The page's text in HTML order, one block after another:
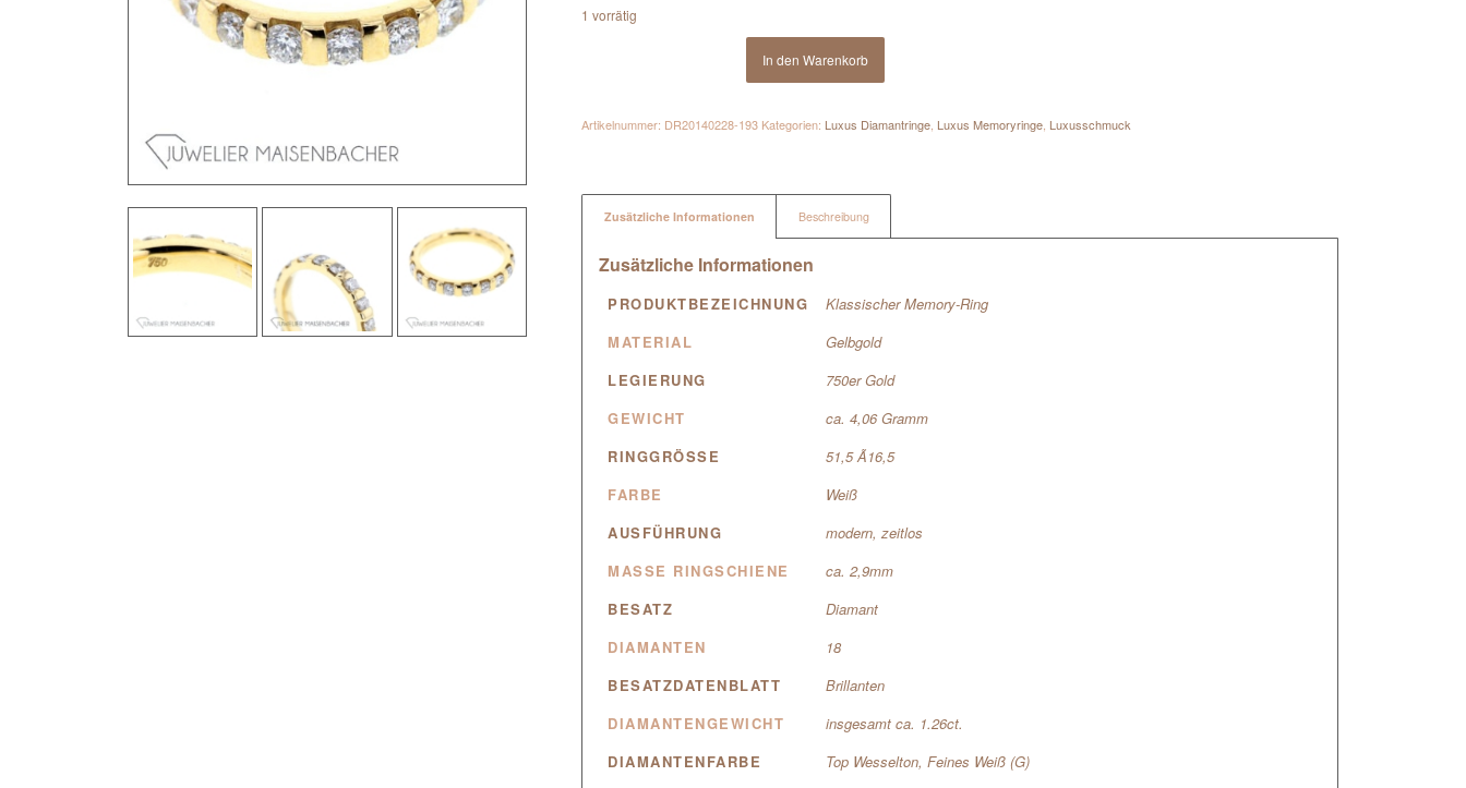
1 vorrätig
In den Warenkorb
Artikelnummer: DR20140228-193 Kategorien: Luxus Diamantringe, Luxus Memoryringe, Luxusschmuck
Zusätzliche Informationen Beschreibung
Zusätzliche Informationen
PRODUKTBEZEICHNUNG
Klassischer Memory-Ring
MATERIAL
Gelbgold
LEGIERUNG
750er Gold
GEWICHT
ca. 4,06 Gramm
RINGGRÖSSE
51,5 Ã16,5
FARBE
Weiß
AUSFÜHRUNG
modern, zeitlos
MASSE RINGSCHIENE
ca. 2,9mm
BESATZ
Diamant
DIAMANTEN
18
BESATZDATENBLATT
Brillanten
DIAMANTENGEWICHT
insgesamt ca. 1.26ct.
DIAMANTENFARBE
Top Wesselton, Feines Weiß (G)